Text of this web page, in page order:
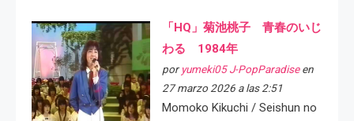
「HQ」菊池桃子 青春のいじ
わる 1984年
por yumeki05 J-PopParadiseen
27 marzo 2026 a las 2:51
Momoko Kikuchi / Seishun no